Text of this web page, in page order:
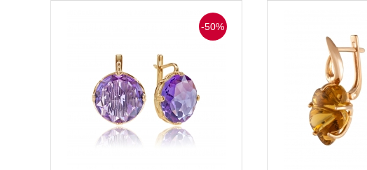
-50%